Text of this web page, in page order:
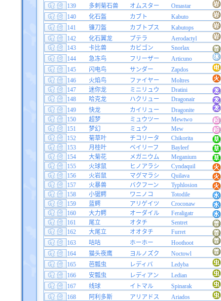
139 多刺菊石兽 オムスター
Omastar
140
化石盔 カブト
Kabuto
141
镰刀盔 カブトプス
Kabutops
142
化石翼龙 プテラ
Aerodactyl
143
卡比兽 カビゴン
Snorlax
144
急冻鸟 フリーザー
Articuno
145
闪电鸟 サンダー
Zapdos
146
火焰鸟 ファイヤー
Moltres
147
迷你龙 ミニリュウ
Dratini
148
哈克龙 ハクリュー
Dragonair
149
快龙 カイリュー
Dragonite
150
超梦 ミュウツー
Mewtwo
151
梦幻 ミュウ
Mew
152
菊草叶 チコリータ
Chikorita
153
月桂叶 ベイリーフ
Bayleef
154
大菊花 メガニウム
Meganium
155
火球鼠 ヒノアラシ
Cyndaquil
156
火岩鼠 マグマラシ
Quilava
157
火暴兽 バクフーン
Typhlosion
158
小锯鳄 ワニノコ
Totodile
159
蓝鳄 アリゲイツ
Croconaw
160
大力鳄 オーダイル
Feraligatr
161
尾立 オタチ
Sentret
162
大尾立 オオタチ
Furret
163
咕咕 ホーホー
Hoothoot
164
猫头夜鹰 ヨルノズク
Noctowl
165
芭瓢虫 レディバ
Ledyba
166
安瓢虫 レディアン
Ledian
167
线球 イトマル
Spinarak
168
阿利多斯 アリアドス
Ariados